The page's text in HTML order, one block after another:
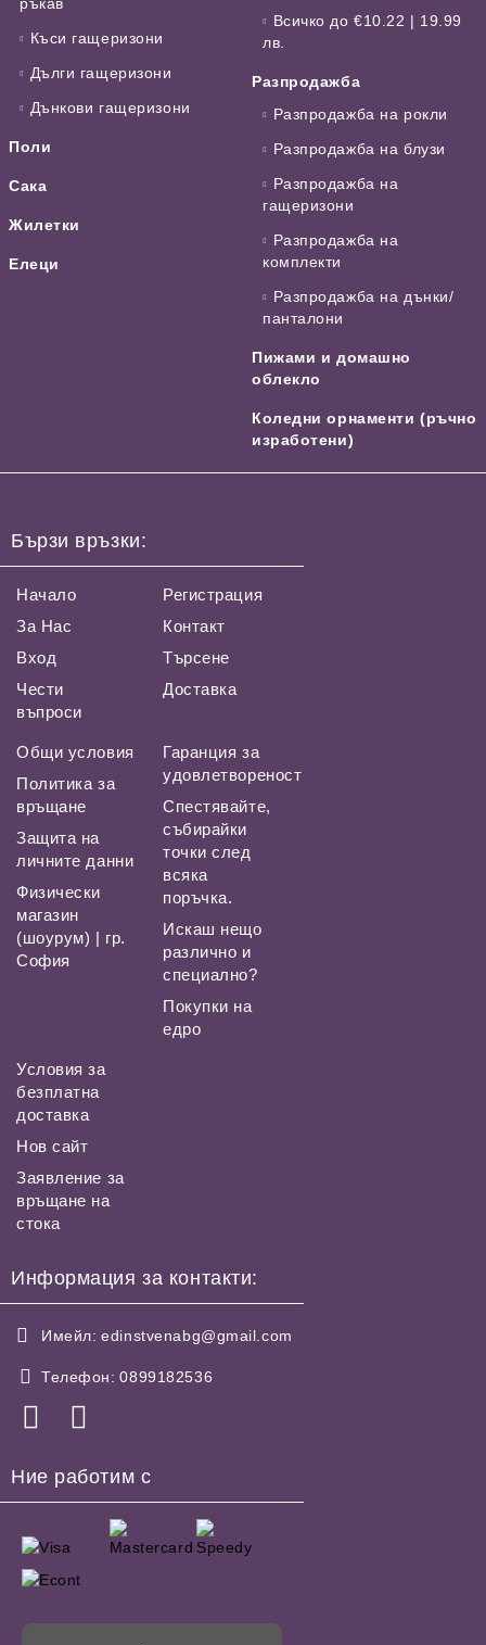
Къси гащеризони
Дълги гащеризони
Дънкови гащеризони
Поли
Сака
Жилетки
Елеци
Всичко до €10.22 | 19.99
лв.
Разпродажба
Разпродажба на рокли
Разпродажба на блузи
Разпродажба на
гащеризони
Разпродажба на
комплекти
Разпродажба на дънки/
панталони
Пижами и домашно
облекло
Коледни орнаменти (ръчно
изработени)
Бързи връзки:
Начало
За Нас
Вход
Чести
въпроси
Регистрация
Контакт
Търсене
Доставка
Общи условия
Политика за
връщане
Защита на
личните данни
Физически
магазин
(шоурум) | гр.
София
Гаранция за
удовлетвореност
Спестявайте,
събирайки
точки след
всяка
поръчка.
Искаш нещо
различно и
специално?
Покупки на
едро
Условия за
безплатна
доставка
Нов сайт
Заявление за
връщане на
стока
Информация за контакти:
Имейл: edinstvenabg@gmail.com
Телефон: 0899182536
Ние работим с